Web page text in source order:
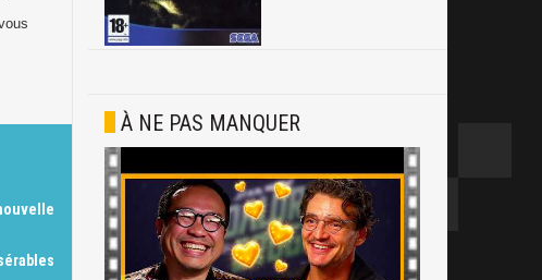
À NE PAS MANQUER